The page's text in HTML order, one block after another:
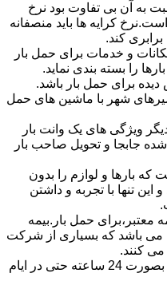
به آن بی تفاوت بود نرخ
کرایه ها باید منصفانه
کند.
و خدمات برای حمل بار
را بسته بندی نماید.
برای حمل بار باشد.
شهر با ماشین های حمل
ویژگی های یک وانت بار
شده جابجا و تحویل صاحب بار
که بارها و لوازم را بدون
تنها با تجربه و داشتن
معتبر،برای حمل بار.بیمه
می باشد که بسیاری از شرکت
کنند.
امکان فعالیت و انجام خدمات بصورت 24 ساعته حتی در ایام